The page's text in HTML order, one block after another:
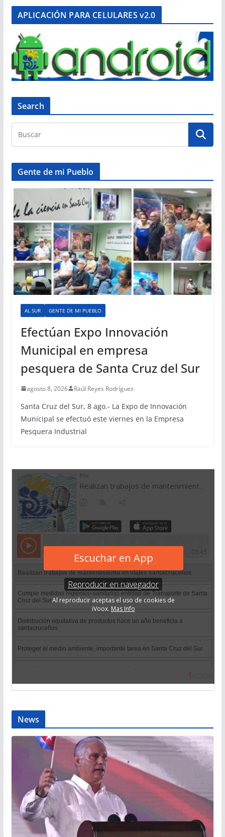
APLICACIÓN PARA CELULARES v2.0
Search
Gente de mi Pueblo
AL SUR GENTE DE MI PUEBLO
Efectúan Expo Innovación
Municipal en empresa
pesquera de Santa Cruz del Sur
agosto 8, 2026 Raúl Reyes Rodríguez
Santa Cruz del Sur, 8 ago.- La Expo de Innovación
Municipal se efectuó este viernes en la Empresa
Pesquera Industrial
News